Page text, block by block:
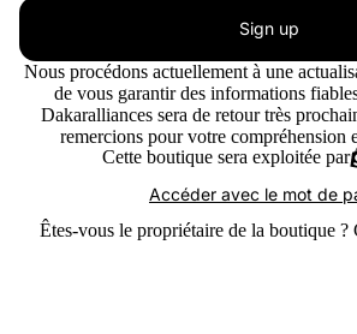
Sign up
Nous procédons actuellement à une
de vous garantir des informations
Dakaralliances sera de retour très
remercions pour votre compréhension
Cette boutique sera exploitée par
Accéder avec le mot de
Êtes-vous le propriétaire de la boutique ?